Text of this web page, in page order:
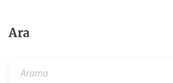
Ara